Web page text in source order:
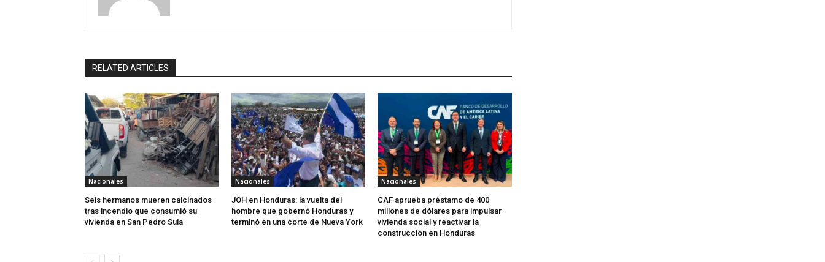
RELATED ARTICLES
Nacionales
Seis hermanos mueren calcinados
tras incendio que consumió su
vivienda en San Pedro Sula
Nacionales
JOH en Honduras: la vuelta del
hombre que gobernó Honduras y
terminó en una corte de Nueva York
Nacionales
CAF aprueba préstamo de 400
millones de dólares para impulsar
vivienda social y reactivar la
construcción en Honduras